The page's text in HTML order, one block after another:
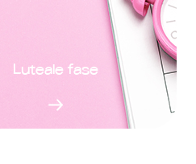
Luteale fase